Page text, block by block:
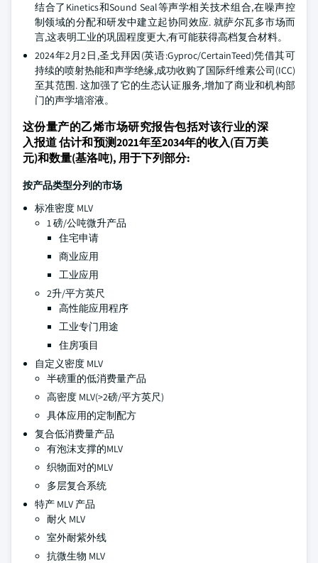
结合了Kinetics和Sound Seal等声学相关技术组合,在噪声控
制领域的分配和研发中建立起协同效应. 就萨尔瓦多市场而
言,这表明工业的巩固程度更大,有可能获得高档复合材料。
2024年2月2日,圣戈拜因(英语:Gyproc/CertainTeed)凭借其可
持续的喷射热能和声学绝缘,成功收购了国际纤维素公司(ICC)
至其范围. 这加强了它的生态认证服务,增加了商业和机构部
门的声学墙溶液。
这份量产的乙烯市场研究报告包括对该行业的深
入报道 估计和预测2021年至2034年的收入(百万美
元)和数量(基洛吨), 用于下列部分:
按产品类型分列的市场
标准密度 MLV
1 磅/公吨微升产品
住宅申请
商业应用
工业应用
2升/平方英尺
高性能应用程序
工业专门用途
住房项目
自定义密度 MLV
半磅重的低消费量产品
高密度 MLV(>2磅/平方英尺)
具体应用的定制配方
复合低消费量产品
有泡沫支撑的MLV
织物面对的MLV
多层复合系统
特产 MLV 产品
耐火 MLV
室外耐紫外线
抗微生物 MLV